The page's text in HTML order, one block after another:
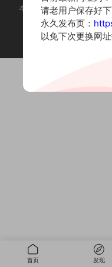
本站为摄影写真图片网站，
如有
首页 发现
请老用户保存好
永久发布页：
以免下次更换网